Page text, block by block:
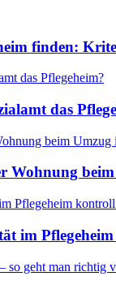
finden:
das
Wohnung
im